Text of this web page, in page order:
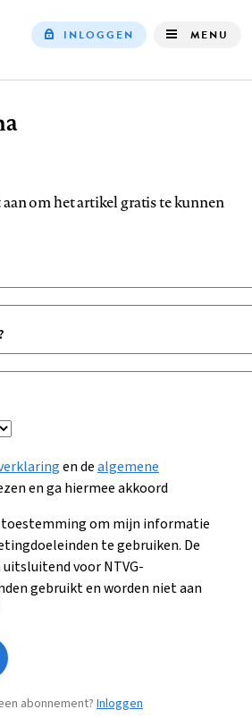
INLOGGEN MENU
om het artikel gratis te kunnen
en dealgemene
en ga hiermee akkoord
toestemming om mijn informatie
te gebruiken. De
voor NTVG-
gebruikt en worden niet aan
abonnement? Inloggen